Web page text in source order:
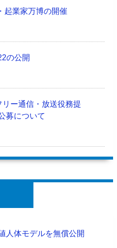
起業家万博の開催
の公開
ー通信・放送役務提
募について
人体モデルを無償公開